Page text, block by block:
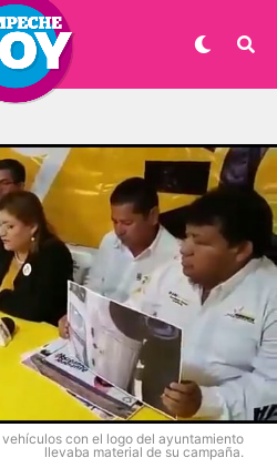
con el logo del ayuntamiento
llevaba material de su campaña.